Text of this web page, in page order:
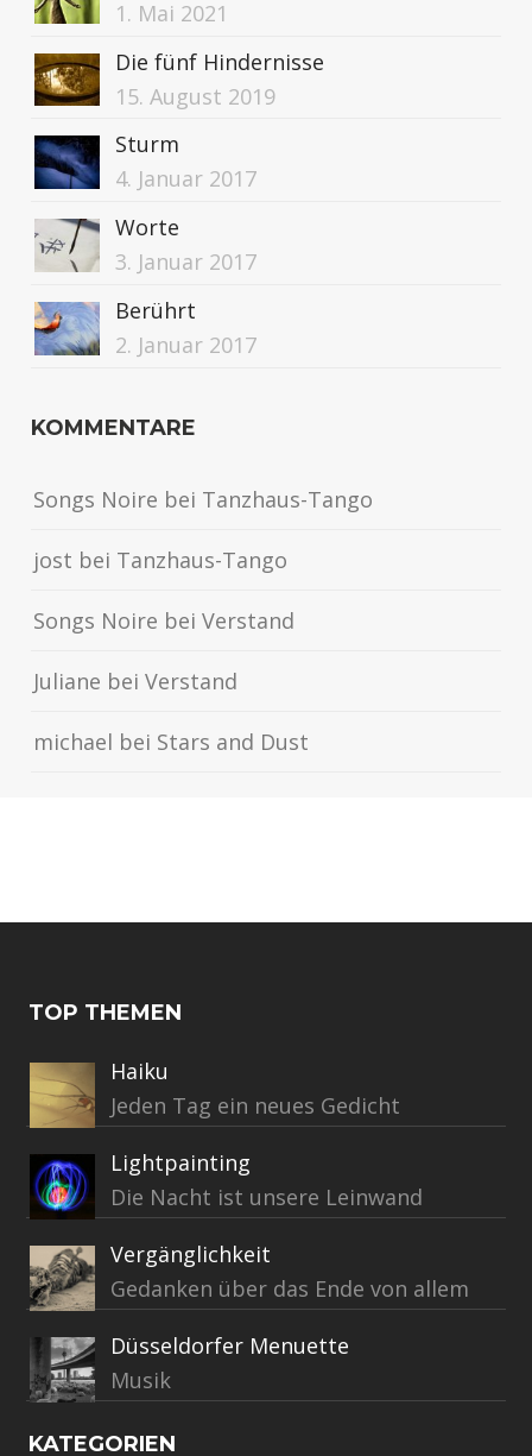
1. Mai 2021
Die fünf Hindernisse
15. August 2019
Sturm
4. Januar 2017
Worte
3. Januar 2017
Berührt
2. Januar 2017
KOMMENTARE
Songs Noire bei Tanzhaus-Tango
jost bei Tanzhaus-Tango
Songs Noire beiVerstand
Juliane beiVerstand
michael bei Stars and Dust
TOP THEMEN
Haiku
Jeden Tag ein neues Gedicht
Lightpainting
Die Nacht ist unsere Leinwand
Vergänglichkeit
Gedanken über das Ende von allem
Düsseldorfer Menuette
Musik
KATEGORIEN